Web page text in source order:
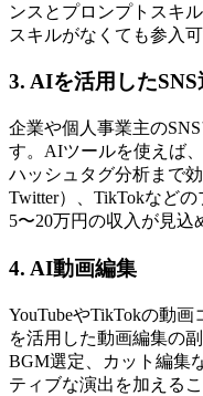
ンスとプロンプトスキ
スキルがなくても参入可
3. AIを活用した
企業や個人事業主の
す。AIツールを使えば
ハッシュタグ分析まで
Twitter）、TikTokなど
5〜20万円の収入が見込
4. AI動画編集
YouTubeやTikTokの動
を活用した動画編集の
BGM選定、カット編集
ティブな演出を加える